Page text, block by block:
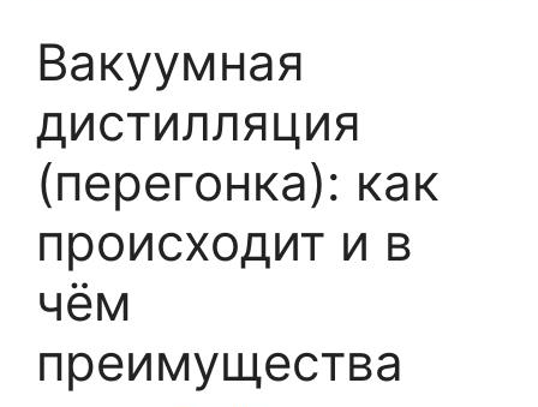
Вакуумная
дистилляция
(перегонка): как
происходит и в
чём
преимущества